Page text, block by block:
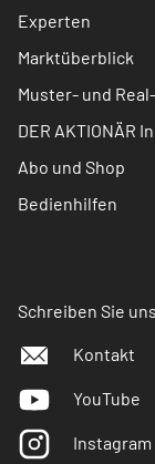
Experten
Marktüberblick
Muster- und
DER AKTIONÄR
Abo und Shop
Bedienhilfen
Schreiben Sie uns
Kontakt
YouTube
Instagram